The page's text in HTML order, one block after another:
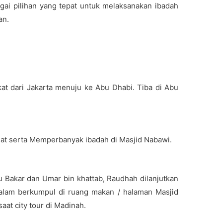
pilihan yang tepat untuk melaksanakan ibadah
dari Jakarta menuju ke Abu Dhabi. Tiba di Abu
serta Memperbanyak ibadah di Masjid Nabawi.
dan Umar bin khattab, Raudhah dilanjutkan
berkumpul di ruang makan / halaman Masjid
city tour di Madinah.